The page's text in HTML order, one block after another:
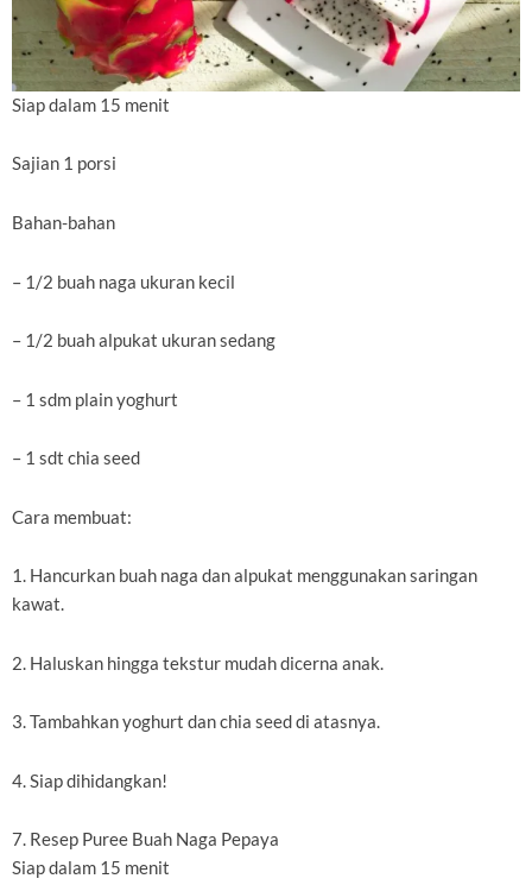
Siap dalam 15 menit
Sajian 1 porsi
Bahan-bahan
– 1/2 buah naga ukuran kecil
– 1/2 buah alpukat ukuran sedang
– 1 sdm plain yoghurt
– 1 sdt chia seed
Cara membuat:
1. Hancurkan buah naga dan alpukat menggunakan saringan
kawat.
2. Haluskan hingga tekstur mudah dicerna anak.
3. Tambahkan yoghurt dan chia seed di atasnya.
4. Siap dihidangkan!
7. Resep Puree Buah Naga Pepaya
Siap dalam 15 menit